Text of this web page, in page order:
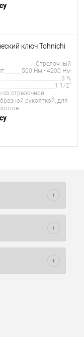
ключ Tohnichi
Стрелочный
500 Нм - 4200 Нм
3 %
1 1/2"
стрелочной
рукояткой, для